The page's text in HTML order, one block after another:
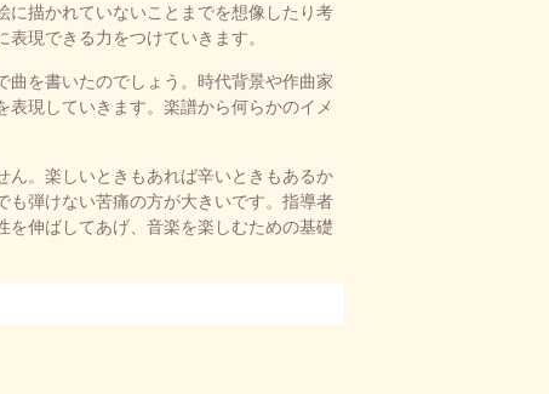
描かれていないことまでを想像したり考
表現できる力をつけていきます。
を書いたのでしょう。時代背景や作曲家
現していきます。楽譜から何らかのイメ
。楽しいときもあれば辛いときもあるか
弾けない苦痛の方が大きいです。指導者
伸ばしてあげ、音楽を楽しむための基礎